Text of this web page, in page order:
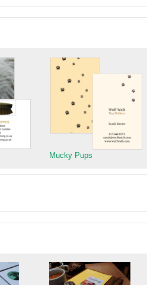
Mucky Pups